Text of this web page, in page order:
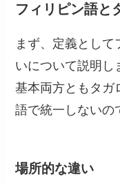
フィリピン語と
まず、定義とし
いについて説明し
基本両方ともタガ
語で統一しないの
場所的な違い